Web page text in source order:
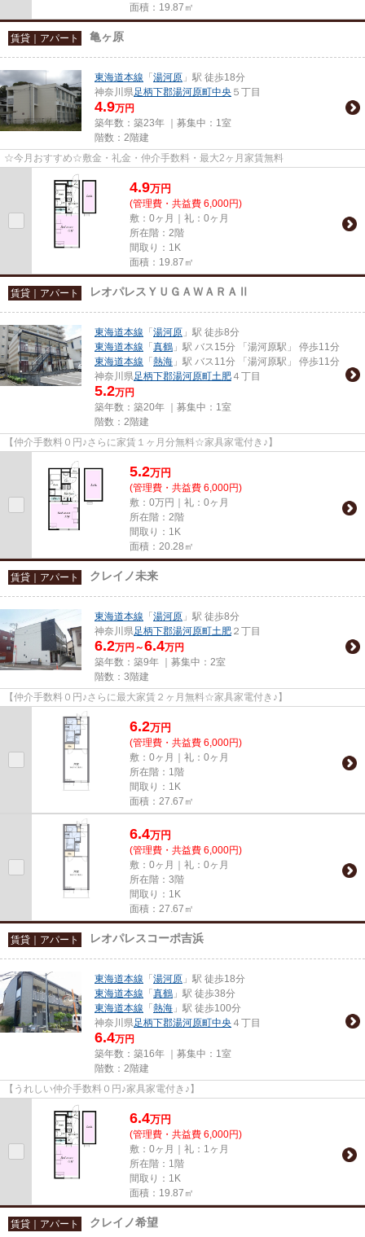
面積：19.87㎡
賃貸｜アパート 亀ヶ原
東海道本線 「 湯河原 」駅 徒歩18分
神奈川県足柄下郡湯河原町中央 ５丁目
4.9万円
築年数：築23年 ｜募集中： 1室
階数：2階建
☆今月おすすめ☆敷金・礼金・仲介手数料・最大2ヶ月家賃無料
4.9万円
(管理費・共益費 6,000円)
敷：0ヶ月｜礼：0ヶ月
所在階：2階
間取り：1K
面積：19.87㎡
賃貸｜アパート レオパレスＹＵＧＡＷＡＲＡⅡ
東海道本線 「 湯河原 」駅 徒歩8分
東海道本線 「 真鶴 」駅 バス15分 「湯河原駅」 停歩11分
東海道本線 「 熱海 」駅 バス11分 「湯河原駅」 停歩11分
神奈川県足柄下郡湯河原町土肥 ４丁目
5.2万円
築年数：築20年 ｜募集中： 1室
階数：2階建
【仲介手数料０円♪さらに家賃１ヶ月分無料☆家具家電付き♪】
5.2万円
(管理費・共益費 6,000円)
敷：0万円｜礼：0ヶ月
所在階：2階
間取り：1K
面積：20.28㎡
賃貸｜アパート クレイノ未来
東海道本線 「 湯河原 」駅 徒歩8分
神奈川県足柄下郡湯河原町土肥 ２丁目
6.2万円～6.4万円
築年数：築9年 ｜募集中： 2室
階数：3階建
【仲介手数料０円♪さらに最大家賃２ヶ月無料☆家具家電付き♪】
6.2万円
(管理費・共益費 6,000円)
敷：0ヶ月｜礼：0ヶ月
所在階：1階
間取り：1K
面積：27.67㎡
6.4万円
(管理費・共益費 6,000円)
敷：0ヶ月｜礼：0ヶ月
所在階：3階
間取り：1K
面積：27.67㎡
賃貸｜アパート レオパレスコーポ吉浜
東海道本線 「 湯河原 」駅 徒歩18分
東海道本線 「 真鶴 」駅 徒歩38分
東海道本線 「 熱海 」駅 徒歩100分
神奈川県足柄下郡湯河原町中央 ４丁目
6.4万円
築年数：築16年 ｜募集中： 1室
階数：2階建
【うれしい仲介手数料０円♪家具家電付き♪】
6.4万円
(管理費・共益費 6,000円)
敷：0ヶ月｜礼：1ヶ月
所在階：1階
間取り：1K
面積：19.87㎡
賃貸｜アパート クレイノ希望